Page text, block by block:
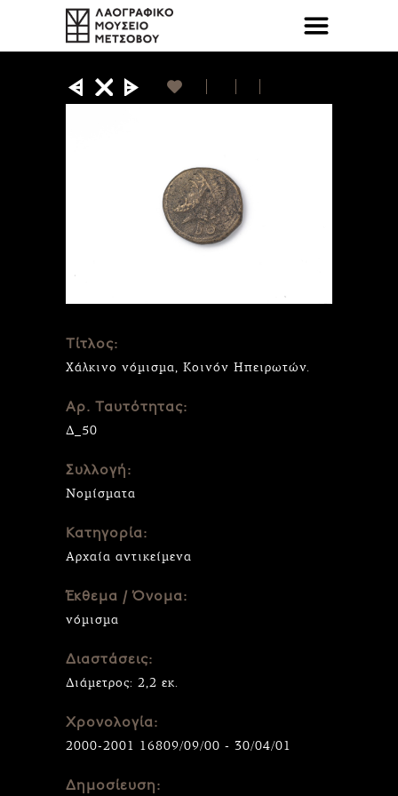
Τίτλος:
Χάλκινο νόμισμα, Κοινόν Ηπειρωτών.
Αρ. Ταυτότητας:
Δ_50
Συλλογή:
Νομίσματα
Κατηγορία:
Αρχαία αντικείμενα
Έκθεμα / Όνομα:
νόμισμα
Διαστάσεις:
Διάμετρος: 2,2 εκ.
Χρονολογία:
2000-2001 16809/09/00 - 30/04/01
Δημοσίευση: